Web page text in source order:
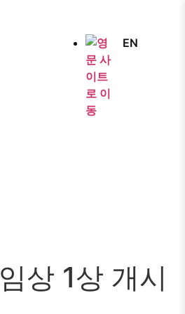
EN
상 1상 개시